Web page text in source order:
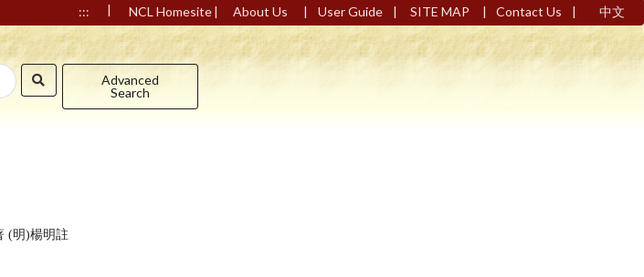
::: | NCL Homesite| About Us | User Guide | SITE MAP | Contact Us | 中文
Advanced
Search
(明)楊明註